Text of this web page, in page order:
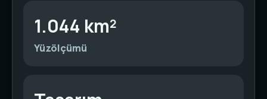
1.044 km²
Yüzölçümü